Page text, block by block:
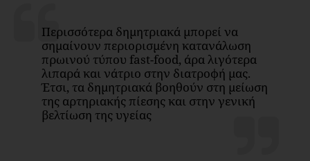
Περισσότερα δημητριακά μπορεί να
σημαίνουν περιορισμένη κατανάλωση
πρωινού τύπου fast-food, άρα λιγότερα
λιπαρά και νάτριο στην διατροφή μας.
Έτσι, τα δημητριακά βοηθούν στη μείωση
της αρτηριακής πίεσης και στην γενική
βελτίωση της υγείας